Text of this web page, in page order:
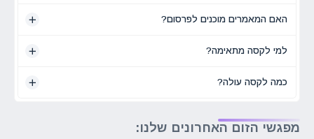
האם המאמרים מוכנים לפרסום?
למי לקסה מתאימה?
כמה לקסה עולה?
מפגשי הזום האחרונים שלנו: